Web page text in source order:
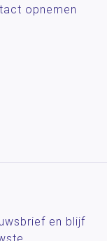
opnemen
en blijf